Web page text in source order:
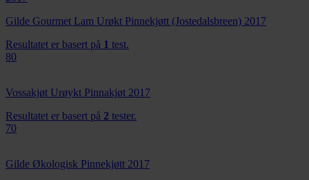
Gilde Gourmet Lam Urøkt Pinnekjøtt (Jostedalsbreen) 2017
Resultatet er basert på 1 test.
80
Vossakjøt Urøykt Pinnakjøt 2017
Resultatet er basert på 2 tester.
70
Gilde Økologisk Pinnekjøtt 2017